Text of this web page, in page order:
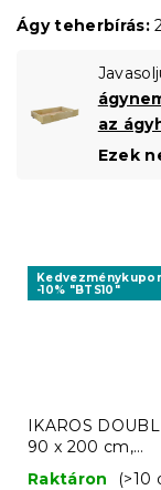
Ágy teherbírás:
az
Ezek
-10% "BTS10"
IKAROS
90 x 200 cm,
fehér/sonoma
Raktáron (>10